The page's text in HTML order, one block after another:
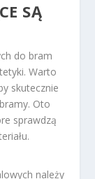
SĄ
do bram
Warto
skutecznie
Oto
sprawdzą
należy